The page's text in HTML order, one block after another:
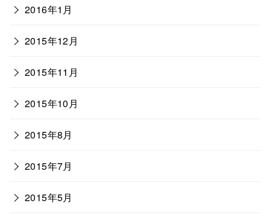
2016年1月
2015年12月
2015年11月
2015年10月
2015年8月
2015年7月
2015年5月